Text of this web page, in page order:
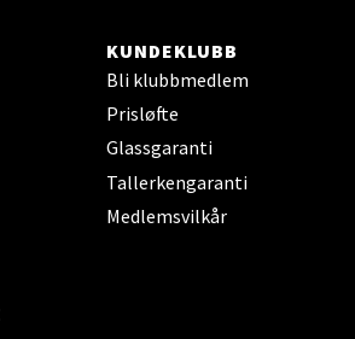
KUNDEKLUBB
Bli klubbmedlem
Prisløfte
Glassgaranti
Tallerkengaranti
Medlemsvilkår
9, 4042 Stavanger
Velg
Magneten